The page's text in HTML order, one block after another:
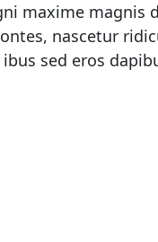
maxime magnis
nascetur
sed eros